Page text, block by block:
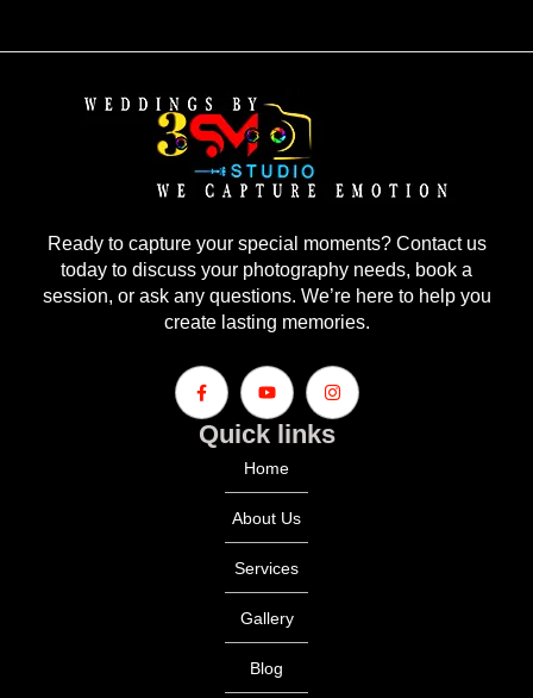
Quick links
Home
About Us
Services
Gallery
Blog
Ready to capture your special moments? Contact us
today to discuss your photography needs, book a
session, or ask any questions. We’re here to help you
create lasting memories.